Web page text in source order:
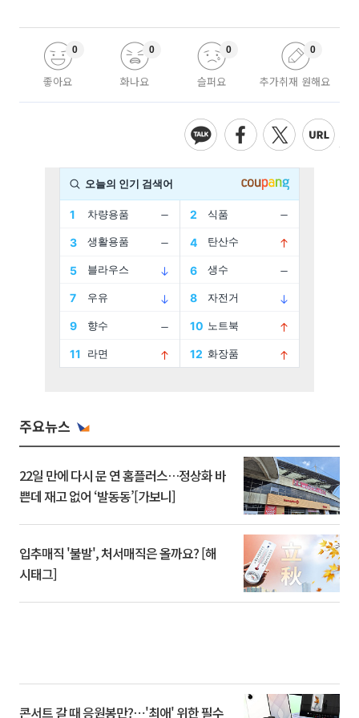
좋아요
0
화나요
0
슬퍼요
0
추가취재 원해요
0
주요뉴스
22일 만에 다시 문 연 홈플러스…정상화 바
쁜데 재고 없어 ‘발동동’[가보니]
입추매직 '불발', 처서매직은 올까요? [해
시태그]
콘서트 갈 때 응원봉만?⋯'최애' 위한 필수